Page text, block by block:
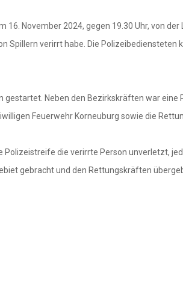
November 2024, gegen 19.30 Uhr, von
Spillern verirrt habe. Die
Neben den Bezirkskräften war
Feuerwehr Korneuburg sowie die
Polizeistreife die verirrte Person unverletzt,
gebracht und den Rettungskräften